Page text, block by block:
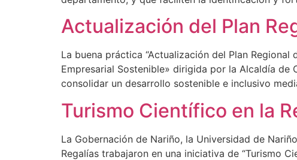
Actualización del Plan
La buena práctica “Actualización del Plan
Empresarial Sostenible» dirigida por la Alcaldía
consolidar un desarrollo sostenible e inclusivo
Turismo Científico en la
La Gobernación de Nariño, la Universidad de
Regalías trabajaron en una iniciativa de “Turismo